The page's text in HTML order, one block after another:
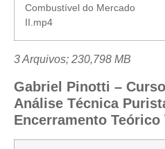
Combustível do Mercado
II.mp4
3 Arquivos; 230,798 MB
Gabriel Pinotti –
Análise Técnica
Encerramento Teórico